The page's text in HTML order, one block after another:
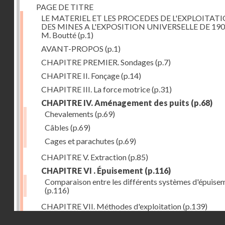
PAGE DE TITRE
LE MATERIEL ET LES PROCEDES DE
DES MINES A L'EXPOSITION UNIVERSELLE DE
M. Boutté(p.1)
AVANT-PROPOS (p.1)
CHAPITRE PREMIER. Sondages (p.7)
CHAPITRE II. Fonçage(p.14)
CHAPITRE III. La force motrice(p.31)
CHAPITRE IV. Aménagement des puits (p.68)
Chevalements (p.69)
Câbles (p.69)
Cages et parachutes (p.69)
CHAPITRE V. Extraction(p.85)
CHAPITRE VI . Épuisement (p.116)
Comparaison entre les différents systèmes
(p.116)
CHAPITRE VII. Méthodes d'exploitation(p.139)